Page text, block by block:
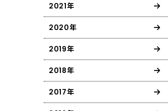
2021年
2020年
2019年
2018年
2017年